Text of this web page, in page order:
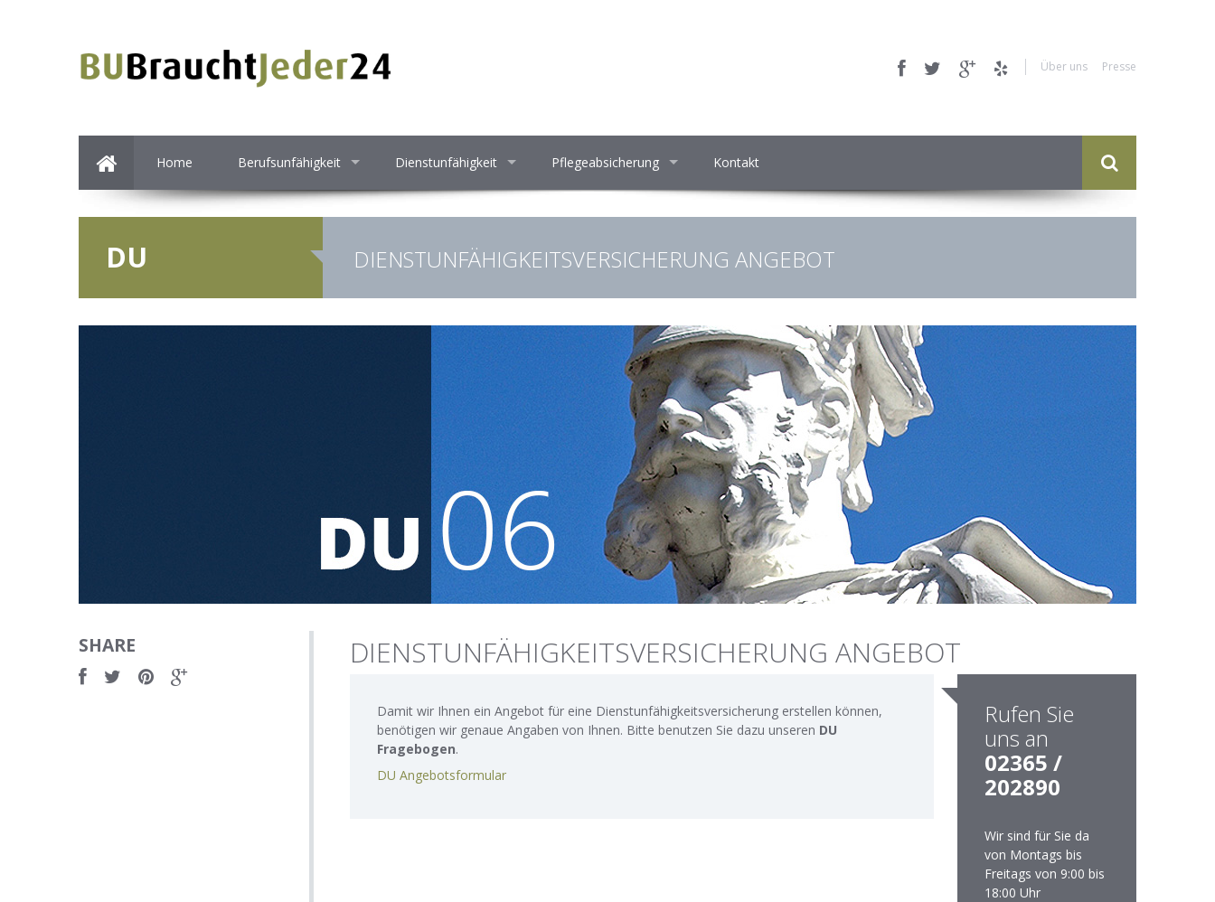
Über uns Presse
Home Berufsunfähigkeit Dienstunfähigkeit Pflegeabsicherung Kontakt
DU DIENSTUNFÄHIGKEITSVERSICHERUNG ANGEBOT
SHARE DIENSTUNFÄHIGKEITSVERSICHERUNG ANGEBOT
Damit wir Ihnen ein Angebot für eine Dienstunfähigkeitsversicherung erstellen können,
benötigen wir genaue Angaben von Ihnen. Bitte benutzen Sie dazu unseren DU
Fragebogen.
DU Angebotsformular
Rufen Sie
uns an
02365 /
202890
Wir sind für Sie da
von Montags bis
Freitags von 9:00 bis
18:00 Uhr